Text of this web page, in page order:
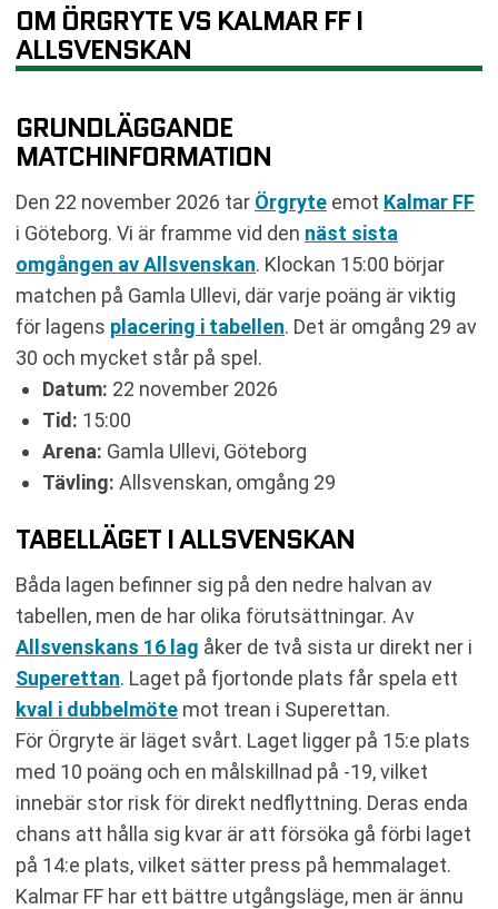
SENASTE RESULTAT ÖRGRYTE
SENASTE RESULTAT KALMAR FF
KOMMANDE MATCHER ÖRGRYTE
KOMMANDE MATCHER KALMAR FF
RELATERADE NYHETER
OM ÖRGRYTE VS KALMAR FF I
ALLSVENSKAN
GRUNDLÄGGANDE
MATCHINFORMATION
Den 22 november 2026 tar Örgryte emot Kalmar FF
i Göteborg. Vi är framme vid den näst sista
omgången av Allsvenskan. Klockan 15:00 börjar
matchen på Gamla Ullevi, där varje poäng är viktig
för lagens placering i tabellen. Det är omgång 29 av
30 och mycket står på spel.
Datum: 22 november 2026
Tid: 15:00
Arena: Gamla Ullevi, Göteborg
Tävling: Allsvenskan, omgång 29
TABELLÄGET I ALLSVENSKAN
Båda lagen befinner sig på den nedre halvan av
tabellen, men de har olika förutsättningar. Av
Allsvenskans 16 lag åker de två sista ur direkt ner i
Superettan. Laget på fjortonde plats får spela ett
kval i dubbelmöte mot trean i Superettan.
För Örgryte är läget svårt. Laget ligger på 15:e plats
med 10 poäng och en målskillnad på -19, vilket
innebär stor risk för direkt nedflyttning. Deras enda
chans att hålla sig kvar är att försöka gå förbi laget
på 14:e plats, vilket sätter press på hemmalaget.
Kalmar FF har ett bättre utgångsläge, men är ännu